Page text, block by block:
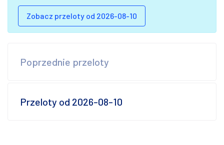
Zobacz przeloty od 2026-08-10
Poprzednie przeloty
Przeloty od 2026-08-10